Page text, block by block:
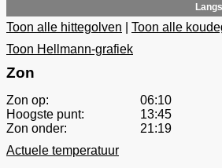
Toon alle hittegolven
Toon alle
Toon Hellmann-grafiek
Zon
Zon op:
06:10
Hoogste punt:
13:45
Zon onder:
21:19
Actuele temperatuur